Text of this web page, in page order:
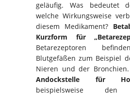
geläufig. Was bedeutet
welche Wirkungsweise
diesem Medikament?
Kurzform für
Betarezeptoren
Blutgefäßen zum Beispiel
Nieren und der
Andockstelle für
beispielsweise den